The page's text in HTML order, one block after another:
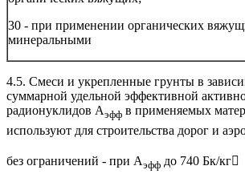
30 - при применении органических
минеральными
4.5. Смеси и укрепленные грунты в
суммарной удельной эффективной
радионуклидов Аэфф в применяемых
используют для строительства дорог и
без ограничений - при Аэфф до 740 Бк/кг